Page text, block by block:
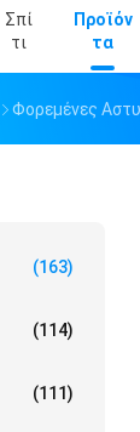
Σπί
Τι
Προϊόν
Τα
Φορεμένες
(163)
(114)
(111)